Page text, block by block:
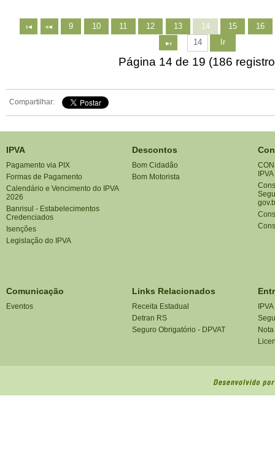
9 10 11 12 13 14 15
16
Ir
Página 14 de 19 (186
Compartilhar:
IPVA
Pagamento via PIX
Formas de Pagamento
Calendário e Vencimento do IPVA
2026
Banrisul - Estabelecimentos
Credenciados
Isenções
Legislação do IPVA
Descontos
Bom Cidadão
Bom Motorista
Comunicação
Eventos
Links Relacionados
Receita Estadual
Detran RS
Seguro Obrigatório - DPVAT